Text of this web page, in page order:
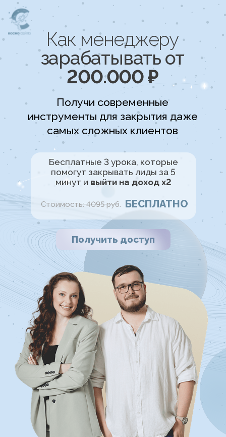
Как менеджеру
зарабатывать от
200.000 ₽
Бесплатные 3 урока, которые
помогут закрывать лиды за 5
минут и
БЕСПЛАТНО
Стоимость: 4095 руб.
Получи современные
инструменты для закрытия даже
самых сложных клиентов
ЧТОВАС ЖДЕТ:
3 урокa